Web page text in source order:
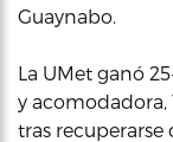
Guaynabo.
La UMet ganó
y acomodadora,
tras